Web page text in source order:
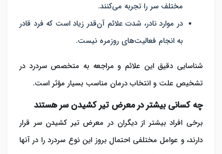
مختلف سر را تجربه می‎‌کنند.
در موارد نادر، شدت علائم آن‌قدر زیاد است که فرد قادر
به انجام فعالیت‌های روزمره نیست.
شناسایی دقیق این علائم و مراجعه به متخصص سردرد در
تشخیص علت و انتخاب درمان مناسب بسیار مؤثر است.
چه کسانی بیشتر در معرض تیر کشیدن سر هستند
برخی افراد بیشتر از دیگران در معرض تیر کشیدن سر قرار
دارند، و عوامل مختلفی احتمال بروز این نوع سردرد را در آنها